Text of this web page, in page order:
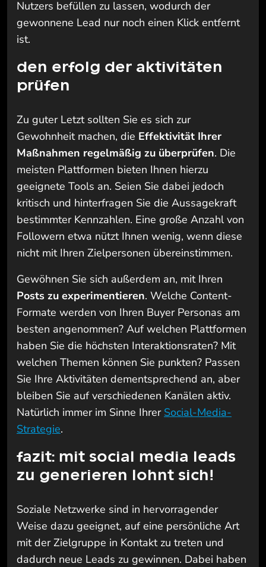
Nutzers befüllen zu lassen, wodurch der
gewonnene Lead nur noch einen Klick entfernt
ist.
den erfolg der aktivitäten
prüfen
Zu guter Letzt sollten Sie es sich zur
Gewohnheit machen, die Effektivität Ihrer
Maßnahmen regelmäßig zu überprüfen. Die
meisten Plattformen bieten Ihnen hierzu
geeignete Tools an. Seien Sie dabei jedoch
kritisch und hinterfragen Sie die Aussagekraft
bestimmter Kennzahlen. Eine große Anzahl von
Followern etwa nützt Ihnen wenig, wenn diese
nicht mit Ihren Zielpersonen übereinstimmen.
Gewöhnen Sie sich außerdem an, mit Ihren
Posts zu experimentieren. Welche Content-
Formate werden von Ihren Buyer Personas am
besten angenommen? Auf welchen Plattformen
haben Sie die höchsten Interaktionsraten? Mit
welchen Themen können Sie punkten? Passen
Sie Ihre Aktivitäten dementsprechend an, aber
bleiben Sie auf verschiedenen Kanälen aktiv.
Natürlich immer im Sinne Ihrer Social-Media-
Strategie.
fazit: mit social media leads
zu generieren lohnt sich!
Soziale Netzwerke sind in hervorragender
Weise dazu geeignet, auf eine persönliche Art
mit der Zielgruppe in Kontakt zu treten und
dadurch neue Leads zu gewinnen. Dabei haben